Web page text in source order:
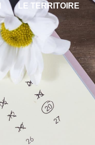
LE TERRITOIRE